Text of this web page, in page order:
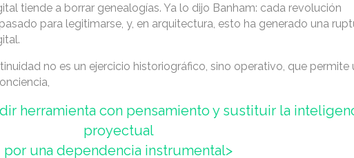
tiende a borrar genealogías. Ya lo dijo Banham: cada revolución
para legitimarse, y, en arquitectura, esto ha generado una
no es un ejercicio historiográfico, sino operativo, que permite
herramienta con pensamiento y sustituir la
proyectual
por una dependencia instrumental>